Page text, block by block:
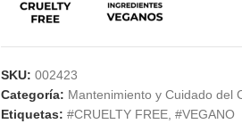
SKU: 002423
Categoría: Mantenimiento y Cuidado del
Etiquetas: #CRUELTY FREE, #VEGANO